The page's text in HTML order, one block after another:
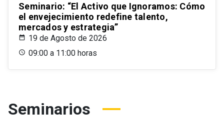
Seminario: “El Activo que Ignoramos: Cómo
el envejecimiento redefine talento,
mercados y estrategia”
19 de Agosto de 2026
09:00 a 11:00 horas
Seminarios